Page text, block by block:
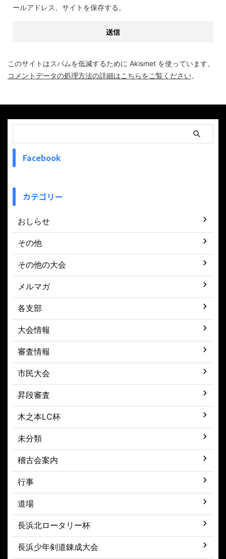
ールアドレス、サイトを保存する。
このサイトはスパムを低減するために Akismet を使っています。
コメントデータの処理方法の詳細はこちらをご覧ください。
Facebook
カテゴリー
おしらせ
その他
その他の大会
メルマガ
各支部
大会情報
審査情報
市民大会
昇段審査
木之本LC杯
未分類
稽古会案内
行事
道場
長浜北ロータリー杯
長浜少年剣道錬成大会